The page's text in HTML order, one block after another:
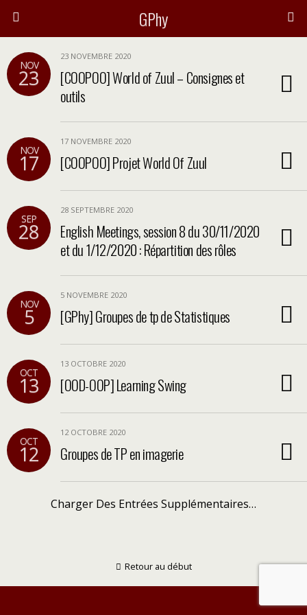
GPhy
NOV
23
23 NOVEMBRE 2020
[COOPOO] World of Zuul – Consignes et
outils
NOV
17
17 NOVEMBRE 2020
[COOPOO] Projet World Of Zuul
SEP
28
28 SEPTEMBRE 2020
English Meetings, session 8 du 30/11/2020
et du 1/12/2020 : Répartition des rôles
NOV
5
5 NOVEMBRE 2020
[GPhy] Groupes de tp de Statistiques
OCT
13
13 OCTOBRE 2020
[OOD-OOP] Learning Swing
OCT
12
12 OCTOBRE 2020
Groupes de TP en imagerie
Charger Des Entrées Supplémentaires…
Retour au début